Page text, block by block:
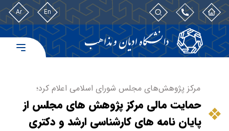
En
Ar
مرکز پژوهش‌های مجلس شورای اسلامی اعلام کرد؛
حمایت مالی مرکز پژوهش های مجلس از
پایان نامه های کارشناسی ارشد و دکتری